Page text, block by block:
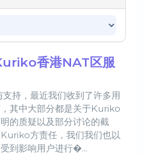
香港NAT区服
持，最近我们收到了许多用
其中大部分都是关于Kuriko
的质疑以及部分讨论的截
方责任，我们我们也以
到影响用户进行�...